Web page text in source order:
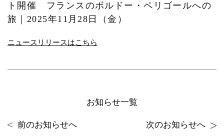
ト開催 フランスのボルドー・ペリゴールへの
旅｜2025年11月28日（金）
ニュースリリースはこちら
前のお知らせへ
お知らせ一覧
次のお知らせへ